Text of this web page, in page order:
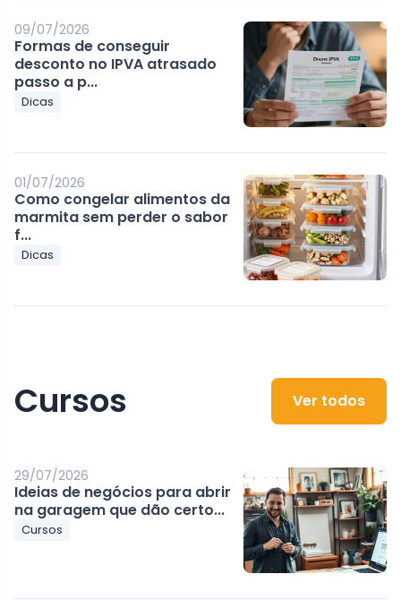
09/07/2026
Formas de conseguir
desconto no IPVA atrasado
passo a p...
Dicas
01/07/2026
Como congelar alimentos da
marmita sem perder o sabor
f...
Dicas
Cursos Ver todos
29/07/2026
Ideias de negócios para abrir
na garagem que dão certo...
Cursos